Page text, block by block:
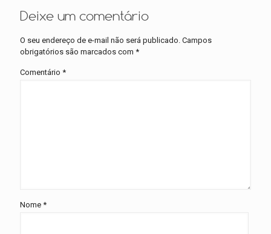
Deixe um comentário
O seu endereço de e-mail não será publicado. Campos
obrigatórios são marcados com *
Comentário *
Nome *